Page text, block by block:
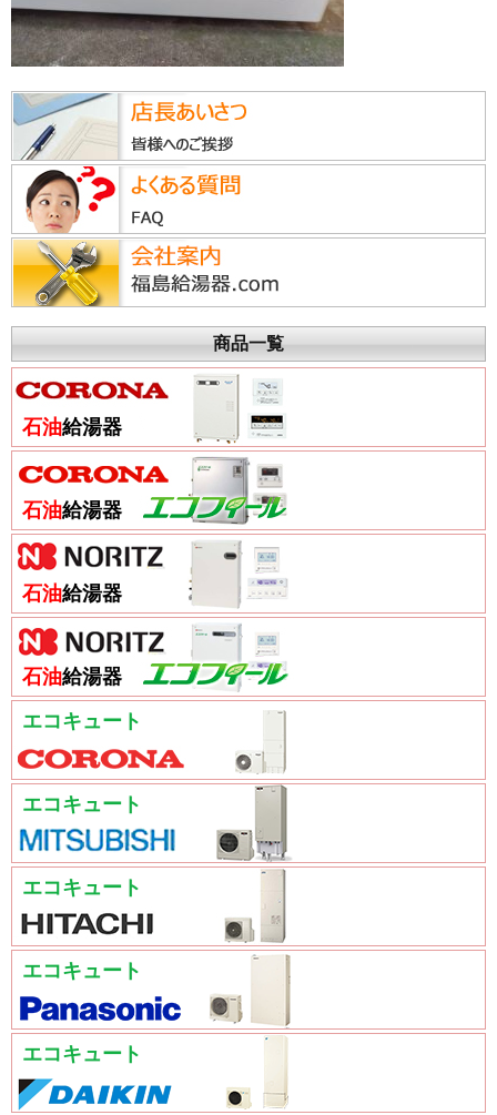
商品一覧
石油給湯器
石油給湯器
石油給湯器
石油給湯器
エコキュート
エコキュート
エコキュート
エコキュート
エコキュート